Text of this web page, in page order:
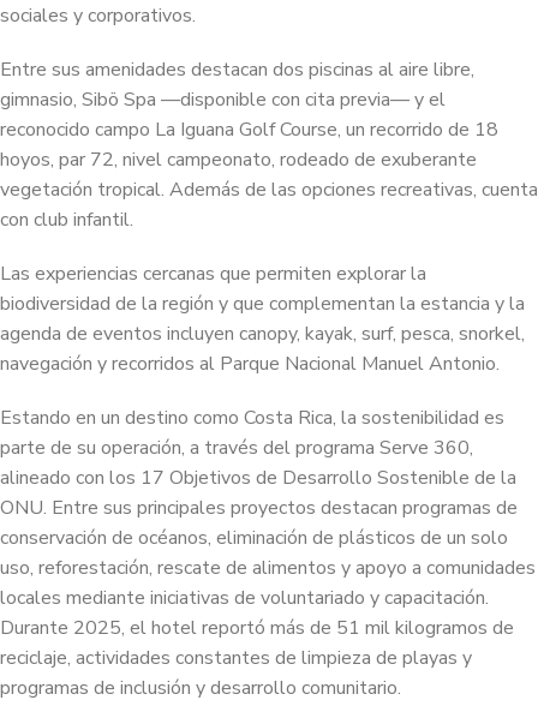
sociales y corporativos.
Entre sus amenidades destacan dos piscinas al aire libre,
gimnasio, Sibö Spa —disponible con cita previa— y el
reconocido campo La Iguana Golf Course, un recorrido de 18
hoyos, par 72, nivel campeonato, rodeado de exuberante
vegetación tropical. Además de las opciones recreativas, cuenta
con club infantil.
Las experiencias cercanas que permiten explorar la
biodiversidad de la región y que complementan la estancia y la
agenda de eventos incluyen canopy, kayak, surf, pesca, snorkel,
navegación y recorridos al Parque Nacional Manuel Antonio.
Estando en un destino como Costa Rica, la sostenibilidad es
parte de su operación, a través del programa Serve 360,
alineado con los 17 Objetivos de Desarrollo Sostenible de la
ONU. Entre sus principales proyectos destacan programas de
conservación de océanos, eliminación de plásticos de un solo
uso, reforestación, rescate de alimentos y apoyo a comunidades
locales mediante iniciativas de voluntariado y capacitación.
Durante 2025, el hotel reportó más de 51 mil kilogramos de
reciclaje, actividades constantes de limpieza de playas y
programas de inclusión y desarrollo comunitario.